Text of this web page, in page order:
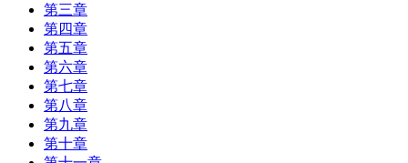
第三章
第四章
第五章
第六章
第七章
第八章
第九章
第十章